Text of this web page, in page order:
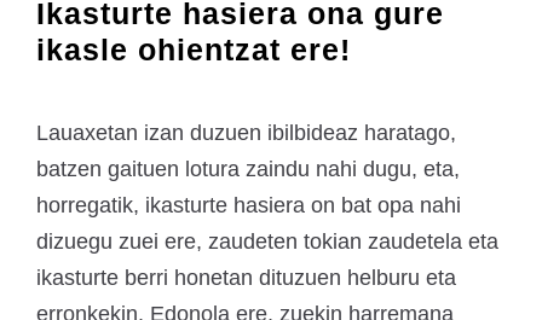
Ikasturte hasiera ona gure
ikasle ohientzat ere!
Lauaxetan izan duzuen ibilbideaz haratago,
batzen gaituen lotura zaindu nahi dugu, eta,
horregatik, ikasturte hasiera on bat opa nahi
dizuegu zuei ere, zaudeten tokian zaudetela eta
ikasturte berri honetan dituzuen helburu eta
erronkekin. Edonola ere, zuekin harremana